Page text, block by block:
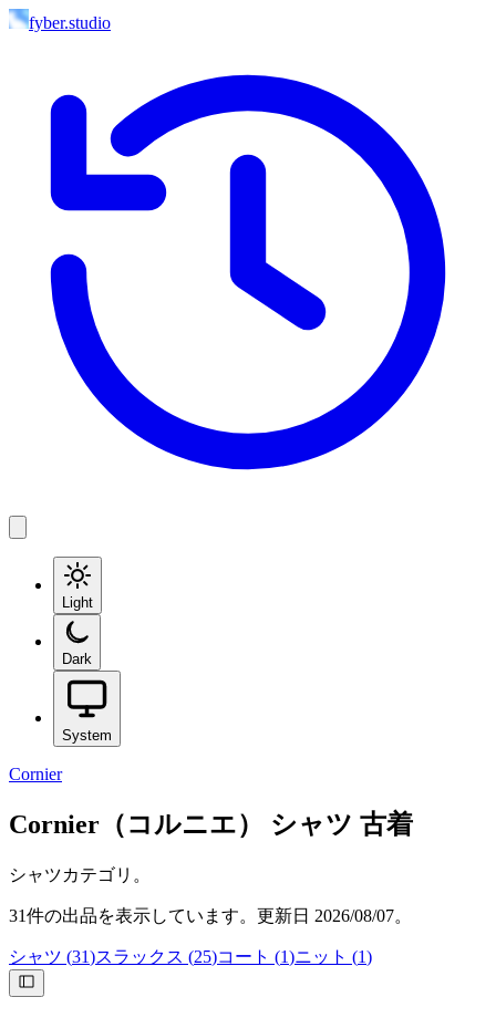
fyber.studio
Light
Dark
System
Cornier
Cornier（コルニエ） シャツ 古着
シャツカテゴリ。
31件の出品を表示しています。更新日 2026/08/07。
シャツ (31)スラックス (25)コート (1)ニット (1)